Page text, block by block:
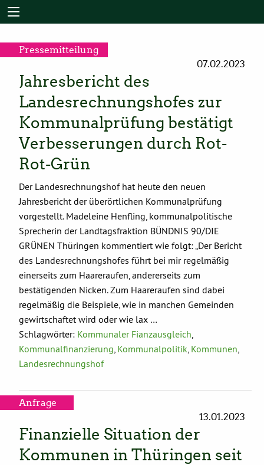
Pressemitteilung
07.02.2023
Jahresbericht des
Landesrechnungshofes zur
Kommunalprüfung bestätigt
Verbesserungen durch Rot-
Rot-Grün
Der Landesrechnungshof hat heute den neuen
Jahresbericht der überörtlichen Kommunalprüfung
vorgestellt. Madeleine Henfling, kommunalpolitische
Sprecherin der Landtagsfraktion BÜNDNIS 90/DIE
GRÜNEN Thüringen kommentiert wie folgt: „Der Bericht
des Landesrechnungshofes führt bei mir regelmäßig
einerseits zum Haareraufen, andererseits zum
bestätigenden Nicken. Zum Haareraufen sind dabei
regelmäßig die Beispiele, wie in manchen Gemeinden
gewirtschaftet wird oder wie lax …
Schlagwörter: Kommunaler Fianzausgleich
Kommunalfinanzierung Kommunalpolitik Kommunen
Landesrechnungshof
Anfrage
13.01.2023
Finanzielle Situation der
Kommunen in Thüringen seit